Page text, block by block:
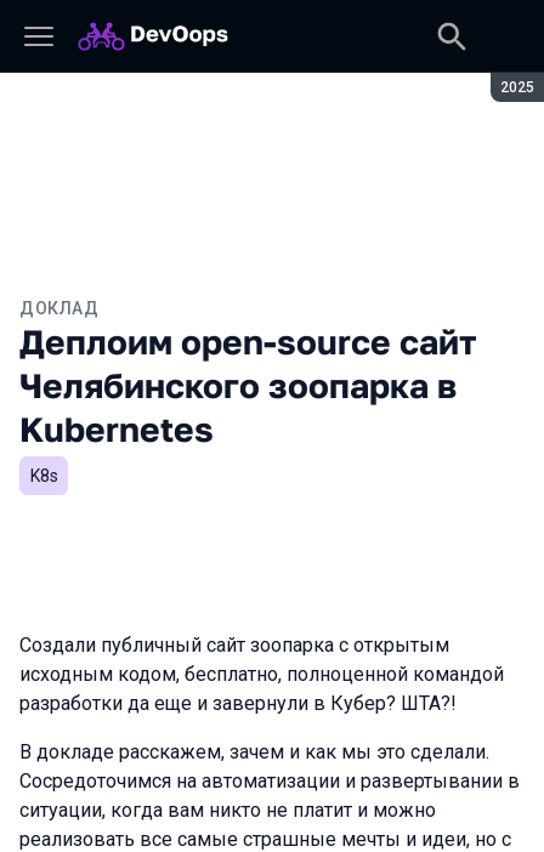
2025
ДОКЛАД
Деплоим open-source сайт
Челябинского зоопарка в
Kubernetes
K8s
Создали публичный сайт зоопарка с открытым
исходным кодом, бесплатно, полноценной командой
разработки да еще и завернули в Кубер? ШТА?!
В докладе расскажем, зачем и как мы это сделали.
Сосредоточимся на автоматизации и развертывании в
ситуации, когда вам никто не платит и можно
реализовать все самые страшные мечты и идеи, но с